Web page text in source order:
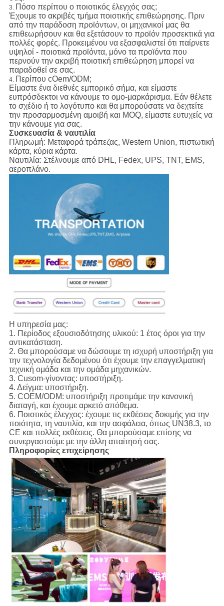
3. Πόσο περίπου ο ποιοτικός έλεγχός σας;
Έχουμε το ακριβές τμήμα ποιοτικής επιθεώρησης. Πριν
από την παράδοση προϊόντων, οι μηχανικοί μας θα
επιθεωρήσουν και θα εξετάσουν το προϊόν προσεκτικά για
πολλές φορές. Προκειμένου να εξασφαλιστεί ότι παίρνετε
υψηλοί - ποιοτικά προϊόντα, μόνο τα προϊόντα που
περνούν την ακριβή ποιοτική επιθεώρηση μπορεί να
παραδοθεί σε σας.
4. Περίπου cOem/ODM;
Είμαστε ένα διεθνές εμπορικό σήμα, και είμαστε
ευπρόσδεκτοι να κάνουμε το ομο-μαρκάρισμα. Εάν θέλετε
το σχέδιο ή το λογότυπο και θα μπορούσατε να δεχτείτε
την προσαρμοσμένη αμοιβή και MOQ, είμαστε ευτυχείς να
την κάνουμε για σας.
Συσκευασία & ναυτιλία
Πληρωμή: Μεταφορά τράπεζας, Western Union, πιστωτική
κάρτα, κύρια κάρτα.
Ναυτιλία: Στέλνουμε από DHL, Fedex, UPS, TNT, EMS,
αεροπλάνο.
Η υπηρεσία μας:
1. Περίοδος εξουσιοδότησης υλικού: 1 έτος όροι για την
αντικατάσταση.
2. Θα μπορούσαμε να δώσουμε τη ισχυρή υποστήριξη για
την τεχνολογία δεδομένου ότι έχουμε την επαγγελματική
τεχνική ομάδα και την ομάδα μηχανικών.
3. Cusom-γίνοντας: υποστήριξη.
4. Δείγμα: υποστήριξη.
5. COEM/ODM: υποστήριξη προτιμάμε την κανονική
διαταγή, και έχουμε αρκετό απόθεμα.
6. Ποιοτικός έλεγχος: έχουμε τις εκθέσεις δοκιμής για την
ποιότητα, τη ναυτιλία, και την ασφάλεια, όπως UN38.3, το
CE και πολλές εκθέσεις. Θα μπορούσαμε επίσης να
συνεργαστούμε με την άλλη απαίτησή σας.
Πληροφορίες επιχείρησης